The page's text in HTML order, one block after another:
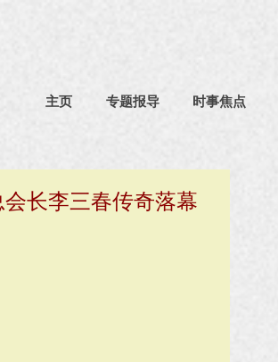
主页 专题报导 时事焦点
长李三春传奇落幕